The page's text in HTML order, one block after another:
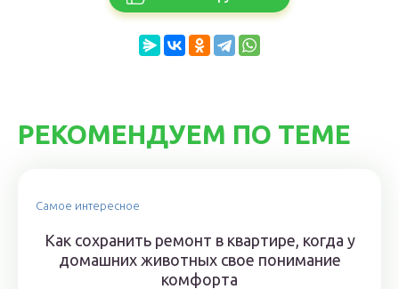
РЕКОМЕНДУЕМ ПО ТЕМЕ
Самое интересное
Как сохранить ремонт в квартире, когда у
домашних животных свое понимание
комфорта